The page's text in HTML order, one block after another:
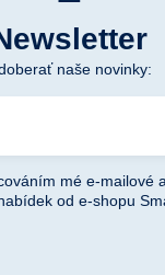
naše novinky:
mé e-mailové
od e-shopu